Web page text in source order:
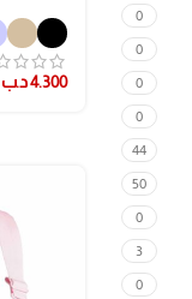
0
0
0
0
44
50
0
3
0
4.300د.ب